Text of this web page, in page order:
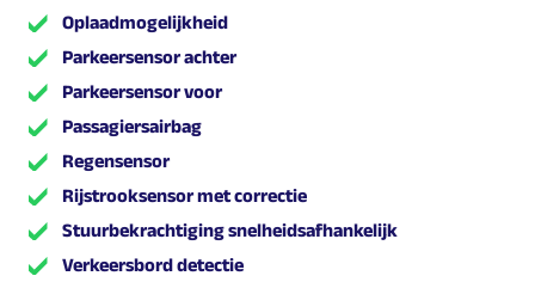
Oplaadmogelijkheid
Parkeersensor achter
Parkeersensor voor
Passagiersairbag
Regensensor
Rijstrooksensor met correctie
Stuurbekrachtiging snelheidsafhankelijk
Verkeersbord detectie